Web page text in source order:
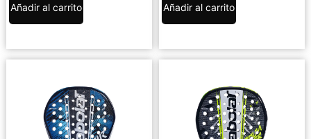
Añadir al carrito Añadir al carrito